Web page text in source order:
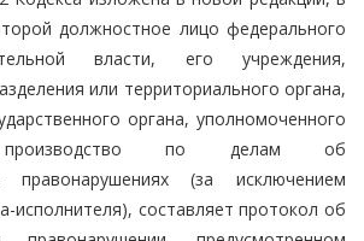
должностное лицо федерального
власти, его учреждения,
или территориального органа,
органа, уполномоченного
производство по делам об
правонарушениях (за исключением
исполнителя), составляет протокол об